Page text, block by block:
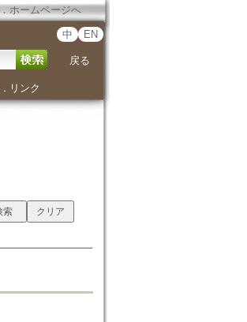
． ホームページへ
中 EN
戻る
． リンク